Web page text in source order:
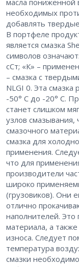
масла пониженной
необходимых
добавлять
В портфеле
является смазка
символов
сСт; «К» –
– смазка с
NLGI 0. Эта смазка
-50° С до -20° С.
станет слишком
узлов
смазочного
смазка для
применения.
что для
производители
широко
(грузовиков). Они
отлично
наполнителей. Это
материала, а
износа. Следует
температура
смазки